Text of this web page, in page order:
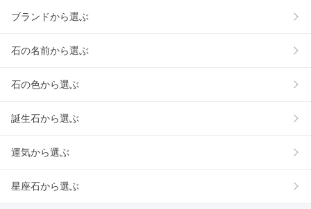
ブランドから選ぶ
石の名前から選ぶ
石の色から選ぶ
誕生石から選ぶ
運気から選ぶ
星座石から選ぶ